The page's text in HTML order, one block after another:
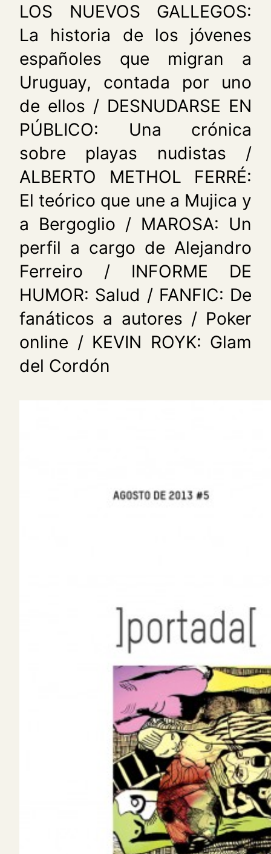
LOS NUEVOS GALLEGOS:
La historia de los jóvenes
españoles que migran a
Uruguay, contada por uno
de ellos / DESNUDARSE EN
PÚBLICO: Una crónica
sobre playas nudistas /
ALBERTO METHOL FERRÉ:
El teórico que une a Mujica y
a Bergoglio / MAROSA: Un
perfil a cargo de Alejandro
Ferreiro / INFORME DE
HUMOR: Salud / FANFIC: De
fanáticos a autores / Poker
online / KEVIN ROYK: Glam
del Cordón